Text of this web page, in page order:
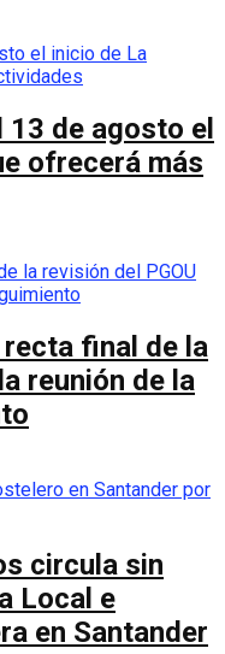
de agosto el
ofrecerá más
final de la
reunión de la
circula sin
Local e
en Santander